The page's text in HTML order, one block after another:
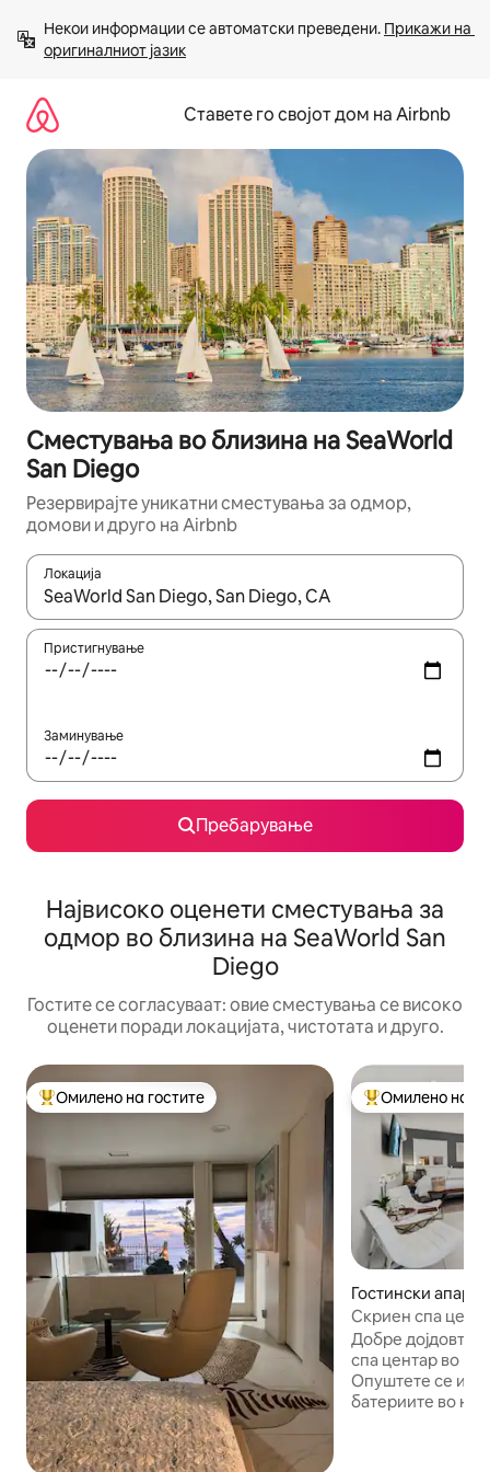
содржина
Некои информации се автоматски преведени. Прикажи на
оригиналниот јазик
Ставете го својот дом на Airbnb
Сместувања во близина на SeaWorld
San Diego
Резервирајте уникатни сместувања за одмор,
домови и друго на Airbnb
Локација
Кога резултатите се достапни, движете се со копчињата
Пристигнување
Заминување
Пребарување
Највисоко оценети сместувања за
одмор во близина на SeaWorld San
Diego
Гостите се согласуваат: овие сместувања се високо
оценети поради локацијата, чистотата и друго.
Меѓу најуспешните „Омилени на гостите“
Омилено на гостите Меѓу
Омилено на
Гостински
его
Скриен спа
во близина на
Добре дојдовте
спа центар во
Опуштете се и
батериите во